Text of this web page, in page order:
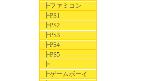
┣ファミコン
┣PS1
┣PS2
┣PS3
┣PS4
┣PS5
┣
┣ゲームボーイ